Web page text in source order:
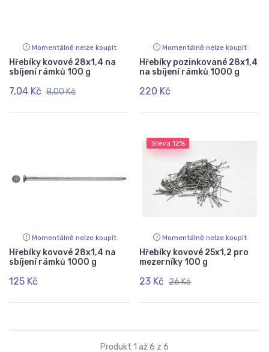
Momentálně nelze koupit
Hřebíky kovové 28x1,4 na
sbíjení rámků 100 g
7,04 Kč 8,00 Kč
Momentálně nelze koupit
Hřebíky pozinkované 28x1,4
na sbíjení rámků 1000 g
220 Kč
Momentálně nelze koupit
Hřebíky kovové 28x1,4 na
sbíjení rámků 1000 g
125 Kč
Sleva 12%
Momentálně nelze koupit
Hřebíky kovové 25x1,2 pro
mezerníky 100 g
23 Kč 26 Kč
Produkt 1 až 6 z 6